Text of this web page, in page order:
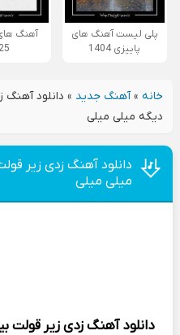
پلی لیست آهنگ های
پاییزی 1404
آهنگ
خانه»آهنگ جدید » دانلود
دیگه میلی میلی
دانلود آهنگ زدی زیر
میلی میلی
دانلود آهنگ زدی زیر قولت